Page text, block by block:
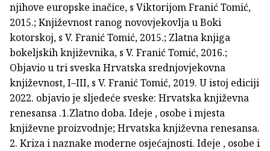
njihove europske inačice, s Viktorijom Franić Tomić,
2015.; Književnost ranog novovjekovlja u Boki
kotorskoj, s V. Franić Tomić, 2015.; Zlatna knjiga
bokeljskih književnika, s V. Franić Tomić, 2016.;
Objavio u tri sveska Hrvatska srednjovjekovna
književnost, I–III, s V. Franić Tomić, 2019. U istoj ediciji
2022. objavio je sljedeće sveske: Hrvatska književna
renesansa .1.Zlatno doba. Ideje , osobe i mjesta
književne proizvodnje; Hrvatska književna renesansa.
2. Kriza i naznake moderne osjećajnosti. Ideje , osobe i